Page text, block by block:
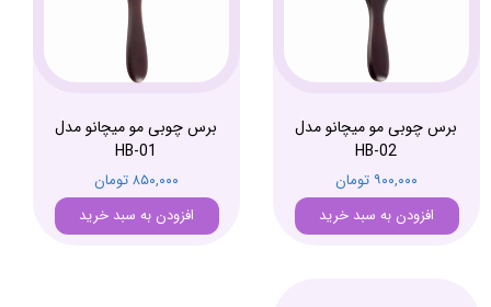
برس چوبی مو میچانو مدل
HB-02
۹۰۰,۰۰۰ تومان
افزودن به سبد خرید
برس چوبی مو میچانو مدل
HB-01
۸۵۰,۰۰۰ تومان
افزودن به سبد خرید